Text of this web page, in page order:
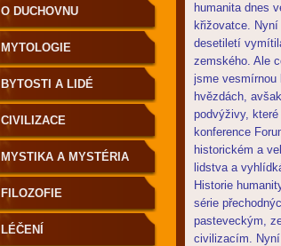
humanita dnes
křižovatce.
desetiletí
zemského. Ale
jsme vesmírnou
hvězdách,
podvýživy,
konference
historickém a
lidstva a
Historie
série
pasteveckým,
civilizacím.
O DUCHOVNU
MYTOLOGIE
BYTOSTI A LIDÉ
CIVILIZACE
MYSTIKA A MYSTÉRIA
FILOZOFIE
LÉČENÍ